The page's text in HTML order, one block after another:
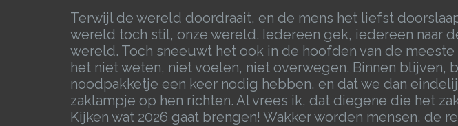
Terwijl de wereld doordraait, en de mens het liefst
wereld toch stil, onze wereld. Iedereen gek, iedereen naar
wereld. Toch sneeuwt het ook in de hoofden van de
het niet weten, niet voelen, niet overwegen. Binnen
noodpakketje een keer nodig hebben, en dat we dan
zaklampje op hen richten. Al vrees ik, dat diegene die het
Kijken wat 2026 gaat brengen! Wakker worden mensen, de